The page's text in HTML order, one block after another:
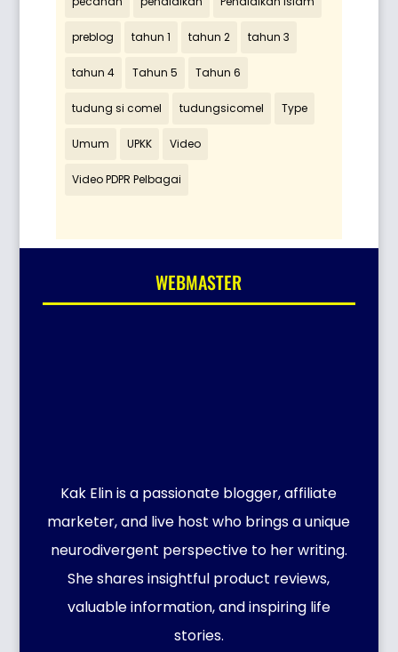
preblog tahun 1 tahun 2 tahun 3
tahun 4 Tahun 5 Tahun 6
tudung si comel tudungsicomel Type
Umum UPKK Video
Video PDPR Pelbagai
WEBMASTER
Kak Elin is a passionate blogger, affiliate
marketer, and live host who brings a unique
neurodivergent perspective to her writing.
She shares insightful product reviews,
valuable information, and inspiring life
stories.